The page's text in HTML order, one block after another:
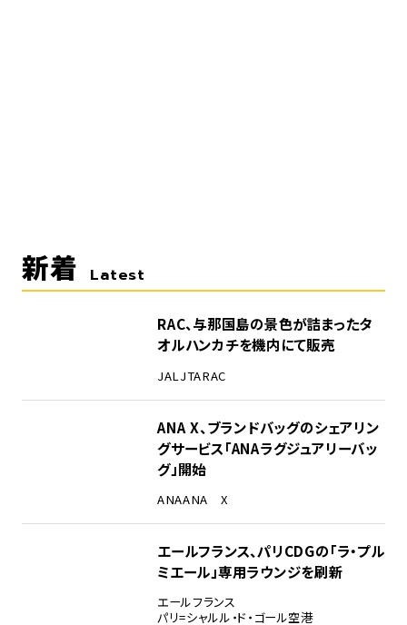
新着 Latest
RAC、与那国島の景色が詰まったタ
オルハンカチを機内にて販売
JAL JTARAC
ANA X、ブランドバッグのシェアリン
グサービス「ANAラグジュアリーバッ
グ」開始
ANAANA X
エールフランス、パリCDGの「ラ・プル
ミエール」専用ラウンジを刷新
エールフランス
パリ=シャルル・ド・ゴール空港